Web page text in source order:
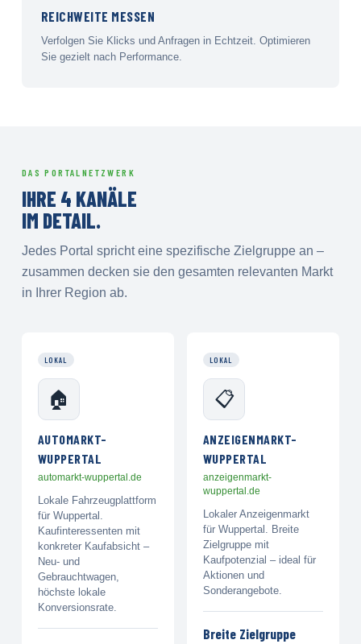
REICHWEITE MESSEN
Verfolgen Sie Klicks und Anfragen in Echtzeit. Optimieren
Sie gezielt nach Performance.
DAS PORTALNETZWERK
IHRE 4 KANÄLE
IM DETAIL.
Jedes Portal spricht eine spezifische Zielgruppe an –
zusammen decken sie den gesamten relevanten Markt
in Ihrer Region ab.
LOKAL
🏠
AUTOMARKT-
WUPPERTAL
automarkt-wuppertal.de
Lokale Fahrzeugplattform
für Wuppertal.
Kaufinteressenten mit
konkreter Kaufabsicht –
Neu- und
Gebrauchtwagen,
höchste lokale
Konversionsrate.
LOKAL
📋
ANZEIGENMARKT-
WUPPERTAL
anzeigenmarkt-
wuppertal.de
Lokaler Anzeigenmarkt
für Wuppertal. Breite
Zielgruppe mit
Kaufpotenzial – ideal für
Aktionen und
Sonderangebote.
Breite Zielgruppe